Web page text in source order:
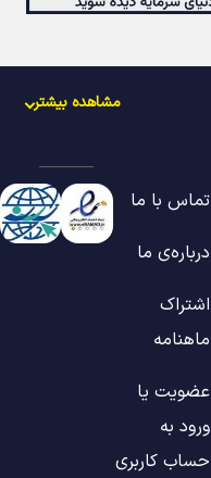
مشاهده بیشتر
تماس با ما
درباره‌ی ما
اشتراک
ماهنامه
عضویت یا
ورود به
حساب کاربری